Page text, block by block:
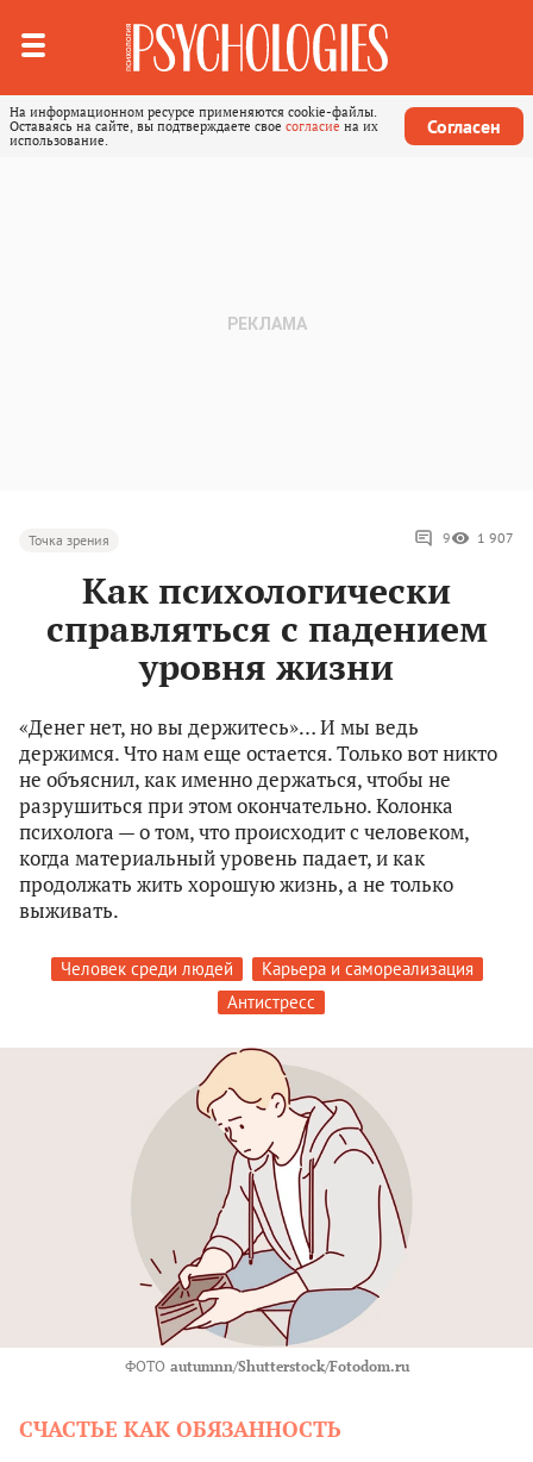
На информационном ресурсе применяются cookie-файлы.
Оставаясь на сайте, вы подтверждаете свое согласие на их
использование.
Согласен
Точка зрения 9 1 907
Как психологически
справляться с падением
уровня жизни
«Денег нет, но вы держитесь»… И мы ведь
держимся. Что нам еще остается. Только вот никто
не объяснил, как именно держаться, чтобы не
разрушиться при этом окончательно. Колонка
психолога — о том, что происходит с человеком,
когда материальный уровень падает, и как
продолжать жить хорошую жизнь, а не только
выживать.
Человек среди людей
Карьера и самореализация
Антистресс
ФОТО autumnn/Shutterstock/Fotodom.ru
СЧАСТЬЕ КАК ОБЯЗАННОСТЬ